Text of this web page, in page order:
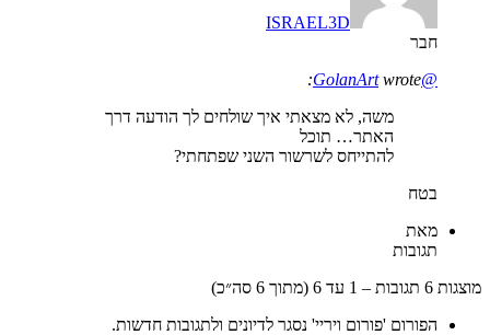
ISRAEL3D
wrote:
משה, לא מצאתי איך שולחים לך הודעה דרך
האתר… תוכל
להתייחס לשרשור השני שפתחתי?
מאת
תגובות
6 (מתוך 6 סה״כ)
הפורום 'פורום ויריי' נסגר לדיונים ולתגובות חדשות.